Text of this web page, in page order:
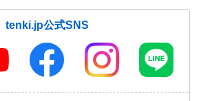
tenki.jp公式SNS